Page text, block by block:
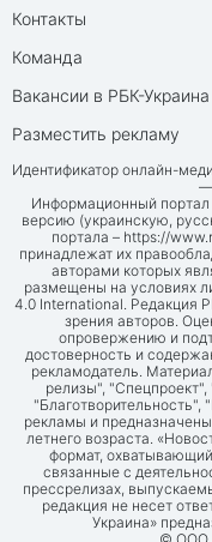
Контакты
Команда
Вакансии в РБК-Украина
Разместить рекламу
Идентификатор онлайн-
—
Информационный
версию (украинскую,
портала – https://
принадлежат их
авторами которых
размещены на условиях
4.0 International. Редакция
зрения авторов.
опровержению и
достоверность и
рекламодатель.
релизы",
рекламы и
летнего возраста.
формат,
связанные с
прессрелизах,
редакция не несет
Украина»